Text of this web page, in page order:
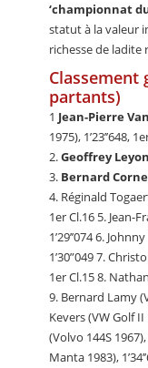
‘championnat
statut à la valeur
richesse de ladite
Classement
partants)
1 Jean-Pierre
1975), 1’23’’648,
2.Geoffrey Leyon
3. Bernard
4. Réginald
1er Cl.16 5. Jean-
1’29’’074 6.
1’30”049 7.
1er Cl.15 8.
9. Bernard Lamy
Kevers (VW Golf
(Volvo 144S
Manta 1983),